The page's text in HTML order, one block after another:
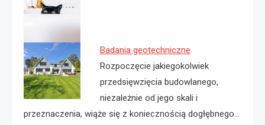
Badania geotechniczne
Rozpoczęcie jakiegokolwiek
przedsięwzięcia budowlanego,
niezależnie od jego skali i
przeznaczenia, wiąże się z koniecznością dogłębnego…